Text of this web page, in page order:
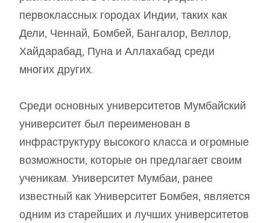
первоклассных городах Индии, таких как
Дели, Ченнай, Бомбей, Бангалор, Веллор,
Хайдарабад, Пуна и Аллахабад среди
многих других.
Среди основных университетов Мумбайский
университет был переименован в
инфраструктуру высокого класса и огромные
возможности, которые он предлагает своим
ученикам. Университет Мумбаи, ранее
известный как Университет Бомбея, является
одним из старейших и лучших университетов